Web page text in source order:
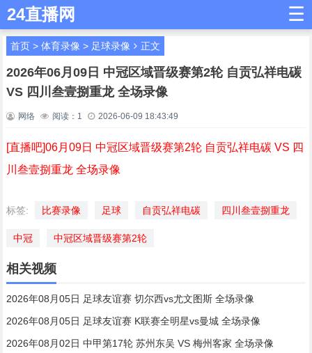
24直播网 ☰
首页> 体育录像 > 足球录像 正文
2026年06月09日 中冠区域晋级赛第2轮 自贡弘祥电碳
VS 四川叁壹捌重龙 全场录像
网络 阅读： 1 2026-06-09 18:43:49
[直播吧]06月09日 中冠区域晋级赛第2轮 自贡弘祥电碳 VS 四
川叁壹捌重龙 全场录像
标签: 比赛录像 足球 自贡弘祥电碳 四川叁壹捌重龙
中冠 中冠区域晋级赛第2轮
相关视频
2026年08月05日 足球友谊赛 切尔西vs尤文图斯 全场录像
2026年08月05日 足球友谊赛 K联赛全明星vs曼城 全场录像
2026年08月02日 中甲第17轮 苏州东吴 VS 梅州客家 全场录像